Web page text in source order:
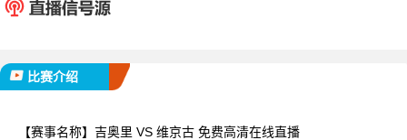
比赛介绍
【赛事名称】 吉奥里 VS 维京古 免费高清在线直播